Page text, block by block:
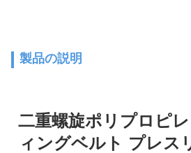
製品の説明
二重螺旋ポリプロピ
ィングベルト プレス